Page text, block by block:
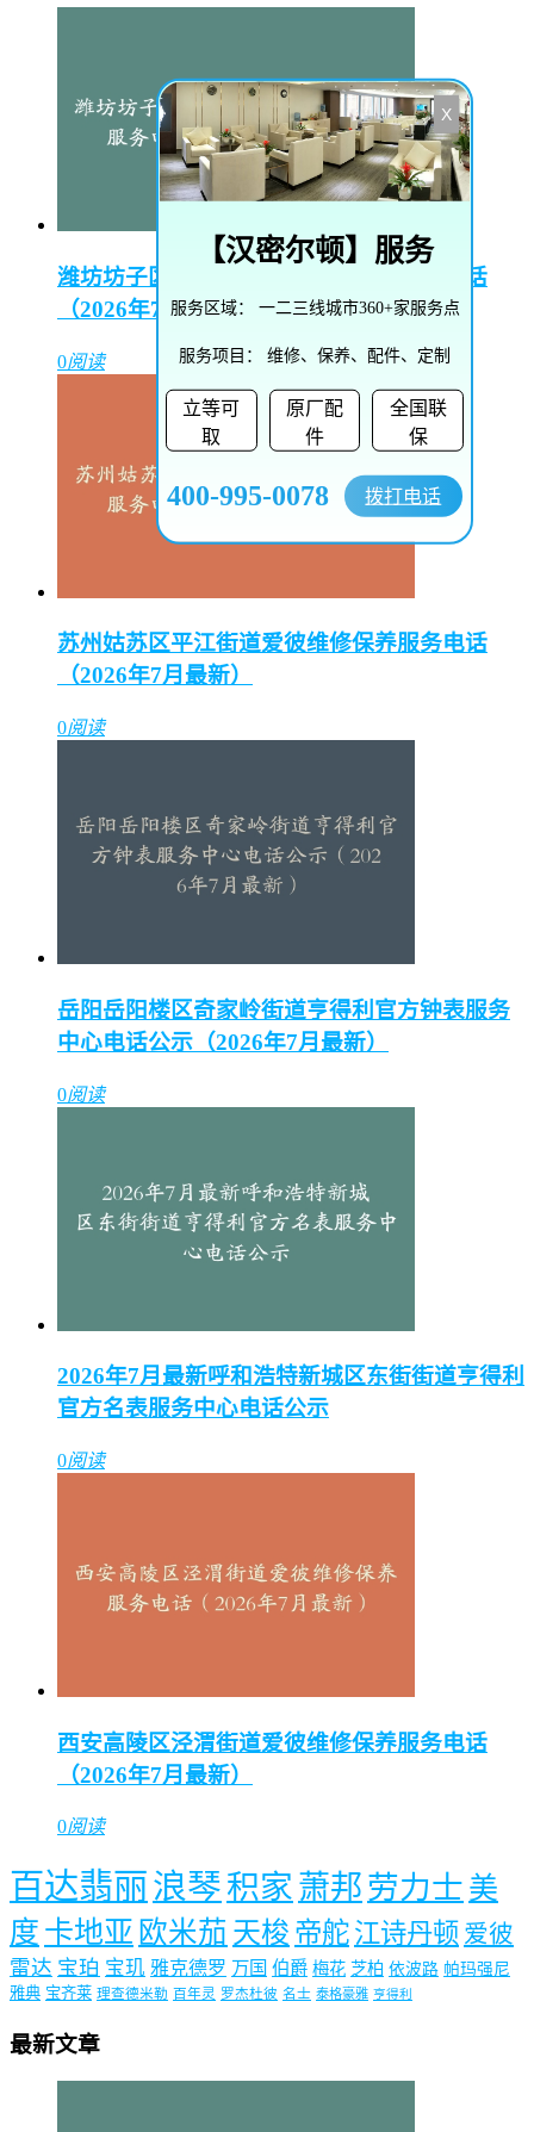
潍坊坊子区坊安街道帝舵维修保养服务电话
（2026年7月最新）
0阅读
苏州姑苏区平江街道爱彼维修保养服务电话
（2026年7月最新）
0阅读
岳阳岳阳楼区奇家岭街道亨得利官方钟表服务
中心电话公示（2026年7月最新）
0阅读
2026年7月最新呼和浩特新城区东街街道亨得利
官方名表服务中心电话公示
0阅读
西安高陵区泾渭街道爱彼维修保养服务电话
（2026年7月最新）
0阅读
百达翡丽 浪琴积家 萧邦 劳力士 美
度 卡地亚 欧米茄 天梭 帝舵 江诗丹顿 爱彼
雷达 宝珀 宝玑 雅克德罗 万国 伯爵 梅花 芝柏 依波路 帕玛强尼
雅典 宝齐莱 理查德米勒 百年灵 罗杰杜彼 名士 泰格豪雅 亨得利
最新文章
X
【汉密尔顿】服务
服务区域： 一二三线城市360+家服务点
服务项目： 维修、保养、配件、定制
立等可
取
原厂配
件
全国联
保
400-995-0078 拨打电话